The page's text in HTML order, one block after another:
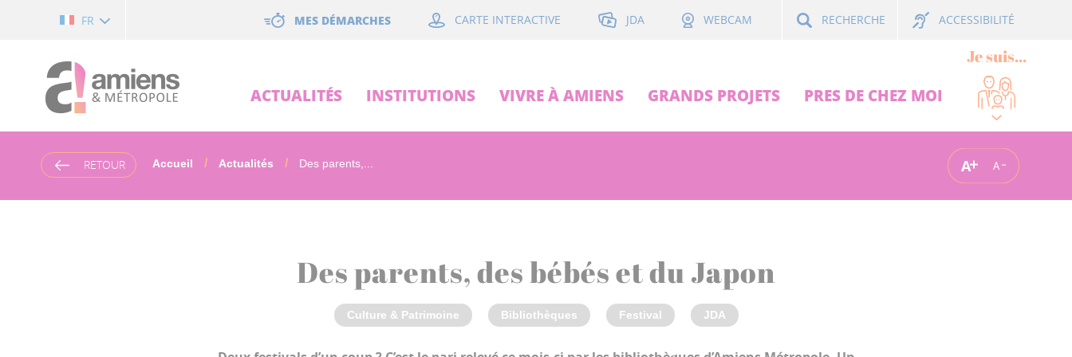
FR MES DÉMARCHES CARTE INTERACTIVE JDA WEBCAM RECHERCHE ACCESSIBILITÉ
ACTUALITÉS INSTITUTIONS VIVRE À AMIENS GRANDS PROJETS PRES DE CHEZ MOI
Je suis...
RETOUR Accueil Actualités Des parents,... A A
Des parents, des bébés et du Japon
Culture & Patrimoine Bibliothèques Festival JDA